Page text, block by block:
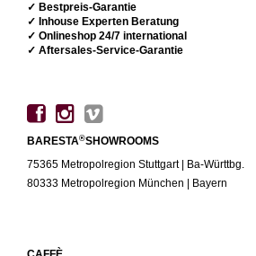
✓ Bestpreis-Garantie
✓ Inhouse Experten Beratung
✓ Onlineshop 24/7 international
✓ Aftersales-Service-Garantie
BARESTA®SHOWROOMS
75365 Metropolregion Stuttgart | Ba-Württbg.
80333 Metropolregion München | Bayern